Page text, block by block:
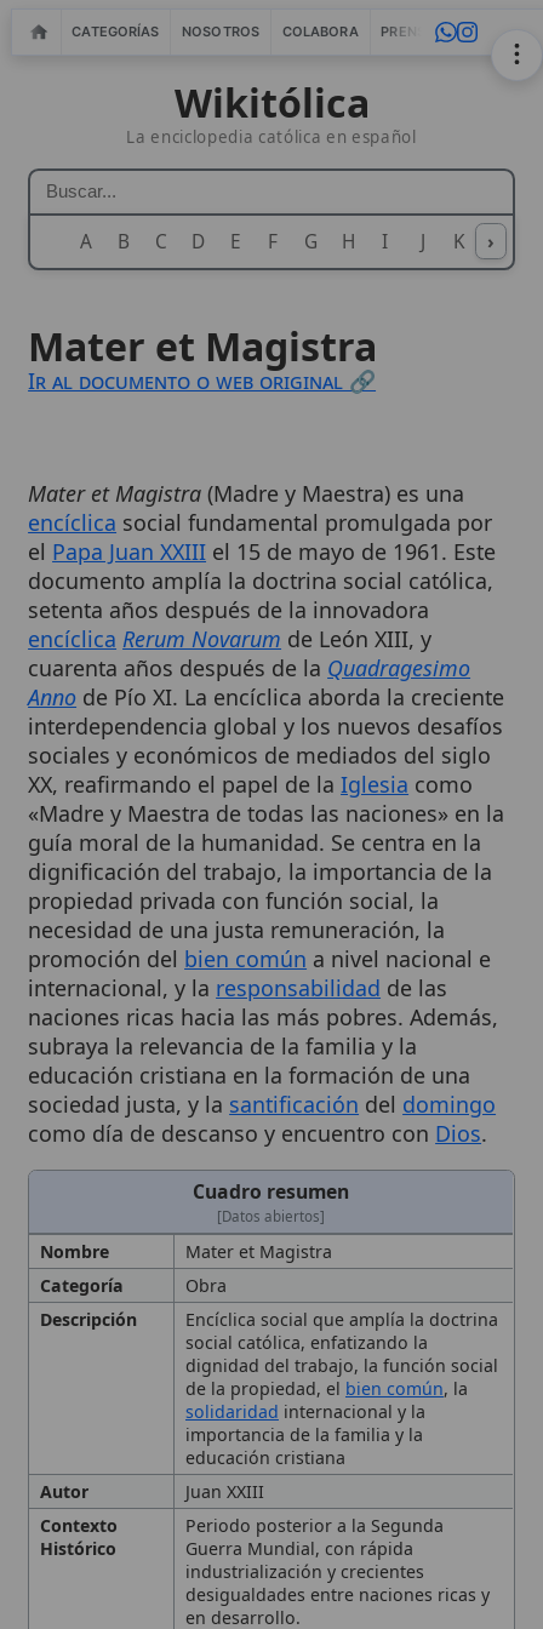
CATEGORÍAS NOSOTROS COLABORA PRENSA WEBMASTERS
Wikitólica
La enciclopedia católica en español
A B C D E F G H I J K L M
›
Ir al documento o web original 🔗
elPapa Juan XXIIIel 15 de mayo de 1961. Este
documento amplía la doctrina social católica,
setenta años después de la innovadora
encíclica Rerum Novarumde León XIII, y
cuarenta años después de laQuadragesimo
Annode Pío XI. La encíclica aborda la creciente
interdependencia global y los nuevos desafíos
sociales y económicos de mediados del siglo
XX, reafirmando el papel de laIglesiacomo
«Madre y Maestra de todas las naciones» en la
guía moral de la humanidad. Se centra en la
dignificación del trabajo, la importancia de la
propiedad privada con función social, la
necesidad de una justa remuneración, la
promoción delbien comúna nivel nacional e
internacional, y laresponsabilidad de las
naciones ricas hacia las más pobres. Además,
subraya la relevancia de la familia y la
educación cristiana en la formación de una
sociedad justa, y lasantificacióndeldomingo
como día de descanso y encuentro conDios.
Cuadro resumen
[Datos abiertos]
Nombre Mater et Magistra
Categoría Obra
Encíclica social que amplía la doctrina
social católica, enfatizando la
dignidad del trabajo, la función social
de la propiedad, elbien común
solidaridad
importancia de la familia y la
educación cristiana
Juan XXIII
Periodo posterior a la Segunda
Guerra Mundial, con rápida
industrialización y crecientes
desigualdades entre naciones ricas y
en desarrollo.
Fecha de
Publicación
1961-05-15
Importancia Documento clave que vincula las
encíclicas sociales clásicas con los
textos conciliares posteriores, como
Gaudium et Spes